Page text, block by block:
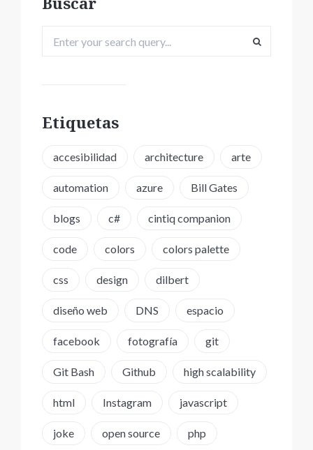
Etiquetas
accesibilidad architecture arte
automation azure Bill Gates
blogs c# cintiq companion
code colors colors palette
css design dilbert
diseño web DNS espacio
facebook fotografía git
Git Bash Github high scalability
html Instagram javascript
joke open source php